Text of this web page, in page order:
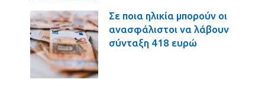
Σε ποια ηλικία μπορούν οι
ανασφάλιστοι να λάβουν
σύνταξη 418 ευρώ